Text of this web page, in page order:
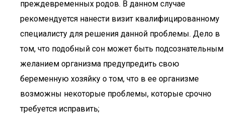
преждевременных родов. В данном случае
рекомендуется нанести визит квалифицированному
специалисту для решения данной проблемы. Дело в
том, что подобный сон может быть подсознательным
желанием организма предупредить свою
беременную хозяйку о том, что в ее организме
возможны некоторые проблемы, которые срочно
требуется исправить;